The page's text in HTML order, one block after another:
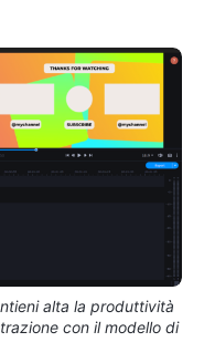
alta la produttività
con il modello di